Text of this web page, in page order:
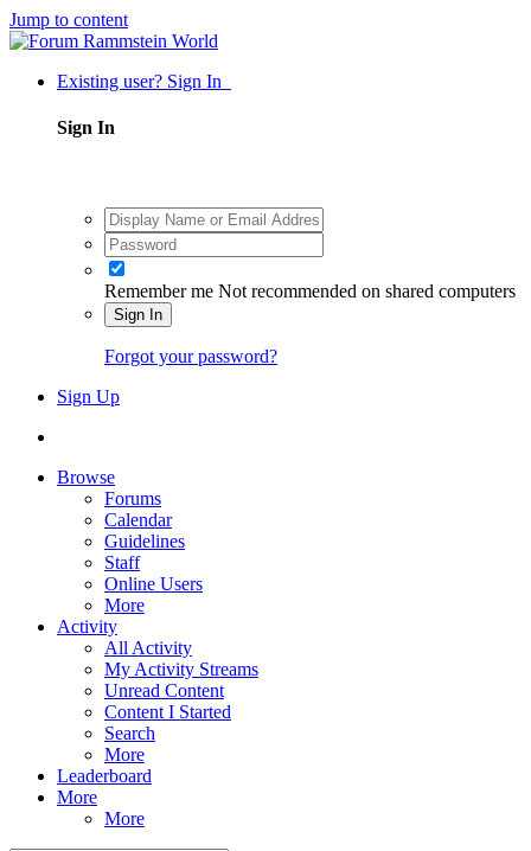
Jump to content
Existing user? Sign In
Sign In
Remember me Not recommended on shared computers
Sign In
Forgot your password?
Sign Up
Browse
Forums
Calendar
Guidelines
Staff
Online Users
More
Activity
All Activity
My Activity Streams
Unread Content
Content I Started
Search
More
Leaderboard
More
More